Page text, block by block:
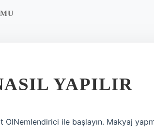
YAPILIR
OlNemlendirici ile başlayın. Makyaj